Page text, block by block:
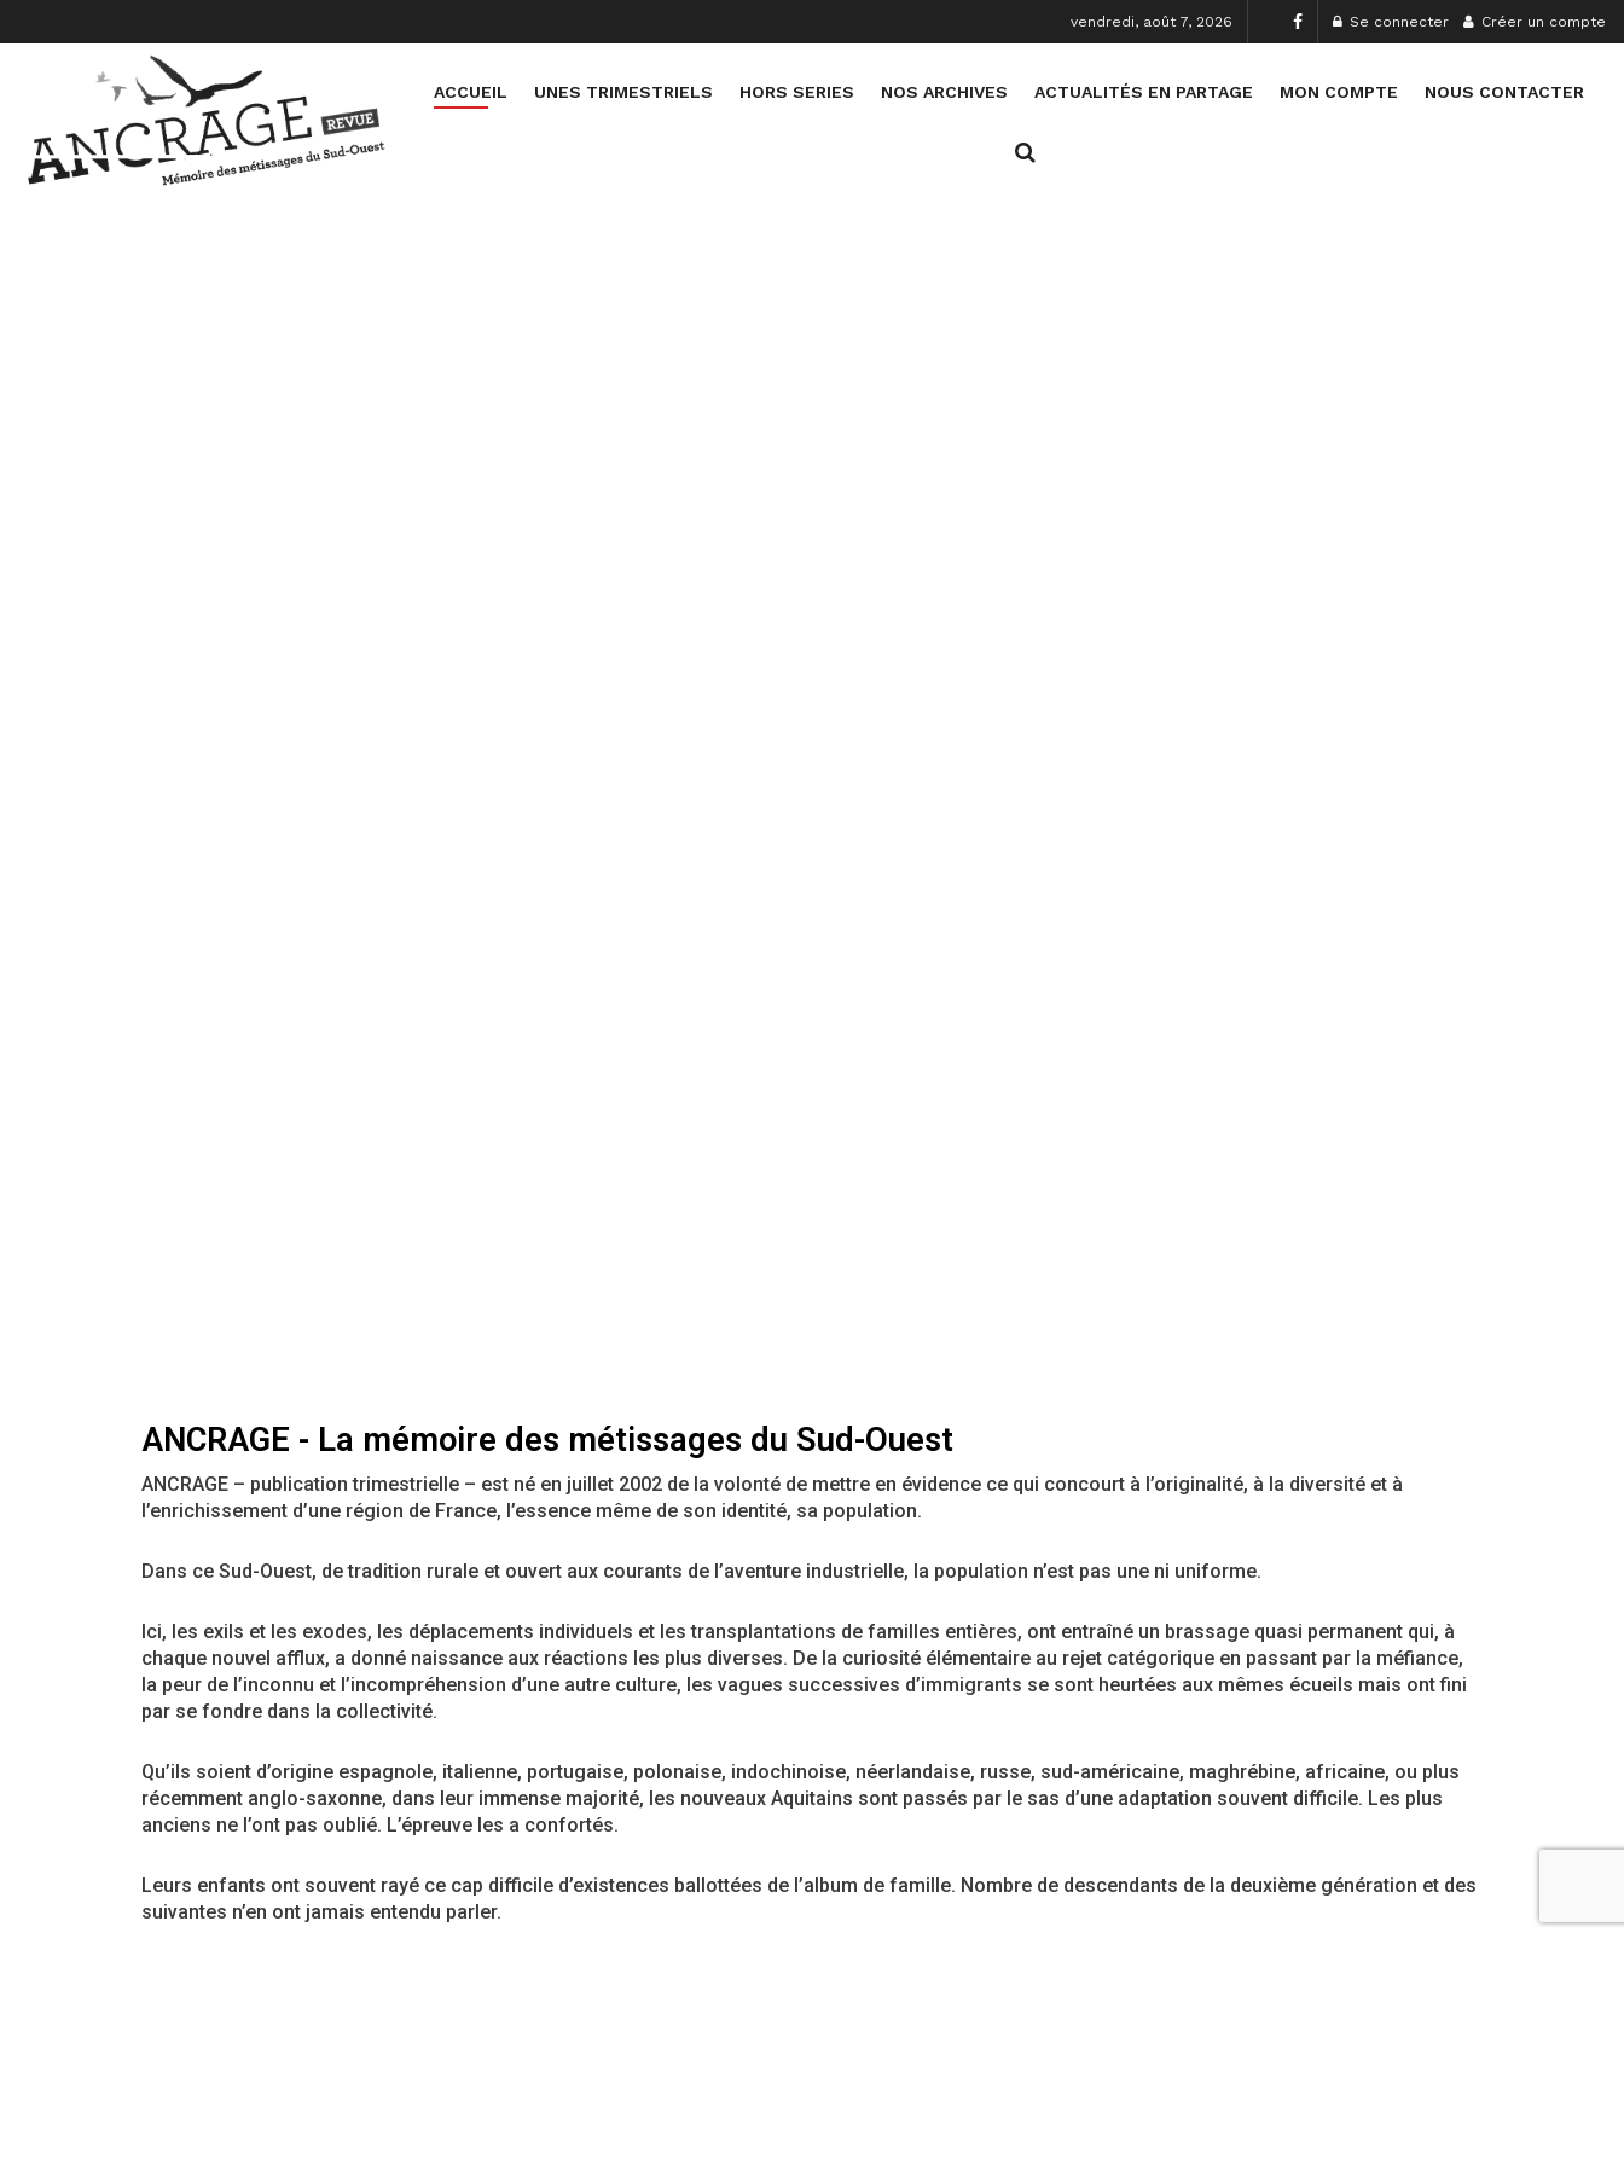
vendredi, août 7, 2026 Se connecter Créer un compte
ACCUEIL UNES TRIMESTRIELS HORS SERIES NOS ARCHIVES ACTUALITÉS EN PARTAGE MON COMPTE NOUS CONTACTER
ANCRAGE - La mémoire des métissages du Sud-Ouest
ANCRAGE – publication trimestrielle – est né en juillet 2002 de la volonté de mettre en évidence ce qui concourt à l’originalité, à la diversité et à
l’enrichissement d’une région de France, l’essence même de son identité, sa population.
Dans ce Sud-Ouest, de tradition rurale et ouvert aux courants de l’aventure industrielle, la population n’est pas une ni uniforme.
Ici, les exils et les exodes, les déplacements individuels et les transplantations de familles entières, ont entraîné un brassage quasi permanent qui, à
chaque nouvel afflux, a donné naissance aux réactions les plus diverses. De la curiosité élémentaire au rejet catégorique en passant par la méfiance,
la peur de l’inconnu et l’incompréhension d’une autre culture, les vagues successives d’immigrants se sont heurtées aux mêmes écueils mais ont fini
par se fondre dans la collectivité.
Qu’ils soient d’origine espagnole, italienne, portugaise, polonaise, indochinoise, néerlandaise, russe, sud-américaine, maghrébine, africaine, ou plus
récemment anglo-saxonne, dans leur immense majorité, les nouveaux Aquitains sont passés par le sas d’une adaptation souvent difficile. Les plus
anciens ne l’ont pas oublié. L’épreuve les a confortés.
Leurs enfants ont souvent rayé ce cap difficile d’existences ballottées de l’album de famille. Nombre de descendants de la deuxième génération et des
suivantes n’en ont jamais entendu parler.